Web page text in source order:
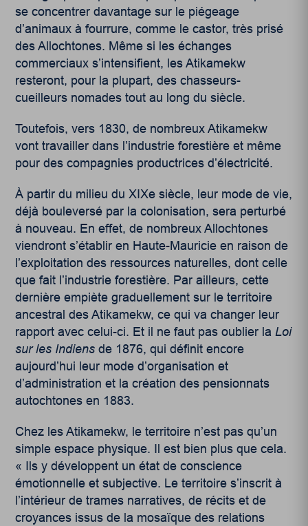
se concentrer davantage sur le piégeage
d’animaux à fourrure, comme le castor, très prisé
des Allochtones. Même si les échanges
commerciaux s’intensifient, les Atikamekw
resteront, pour la plupart, des chasseurs-
cueilleurs nomades tout au long du siècle.
Toutefois, vers 1830, de nombreux Atikamekw
vont travailler dans l’industrie forestière et même
pour des compagnies productrices d’électricité.
À partir du milieu du XIXe siècle, leur mode de vie,
déjà bouleversé par la colonisation, sera perturbé
à nouveau. En effet, de nombreux Allochtones
viendront s’établir en Haute-Mauricie en raison de
l’exploitation des ressources naturelles, dont celle
que fait l’industrie forestière. Par ailleurs, cette
dernière empiète graduellement sur le territoire
ancestral des Atikamekw, ce qui va changer leur
rapport avec celui-ci. Et il ne faut pas oublier laLoi
sur les Indiens de 1876, qui définit encore
aujourd’hui leur mode d’organisation et
d’administration et la création des pensionnats
autochtones en 1883.
Chez les Atikamekw, le territoire n’est pas qu’un
simple espace physique. Il est bien plus que cela.
« Ils y développent un état de conscience
émotionnelle et subjective. Le territoire s’inscrit à
l’intérieur de trames narratives, de récits et de
croyances issus de la mosaïque des relations